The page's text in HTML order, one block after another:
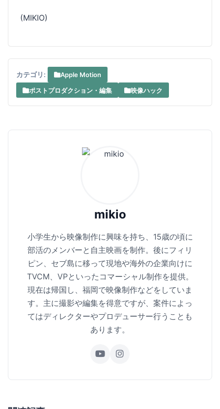
(MIKIO)
カテゴリ:
Apple Motion
ポストプロダクション・編集
映像ハック
mikio
小学生から映像制作に興味を持ち、15歳の頃に
部活のメンバーと自主映画を制作。後にフィリ
ピン、セブ島に移って現地や海外の企業向けに
TVCM、VPといったコマーシャル制作を提供。
現在は帰国し、福岡で映像制作などをしていま
す。主に撮影や編集を得意ですが、案件によっ
てはディレクターやプロデューサー行うことも
あります。